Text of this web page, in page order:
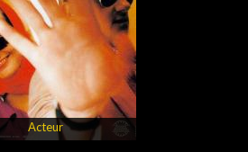
Acteur